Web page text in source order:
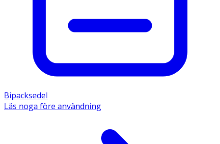
Bipacksedel
Läs noga före användning